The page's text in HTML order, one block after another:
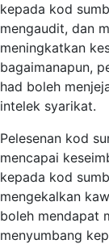
kepada kod
mengaudit, dan
meningkatkan
bagaimanapun,
had boleh
intelek syarikat.
Pelesenan kod
mencapai
kepada kod
mengekalkan
boleh mendapat
menyumbang